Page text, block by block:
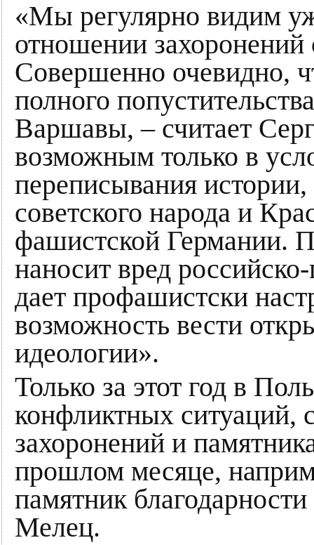
«Мы регулярно видим
отношении захоронений
Совершенно очевидно,
полного
Варшавы, – считает
возможным только в
переписывания
советского народа и
фашистской Германии.
наносит вред
дает профашистски
возможность вести
идеологии».
Только за этот год в
конфликтных ситуаций,
захоронений и
прошлом месяце,
памятник
Мелец.